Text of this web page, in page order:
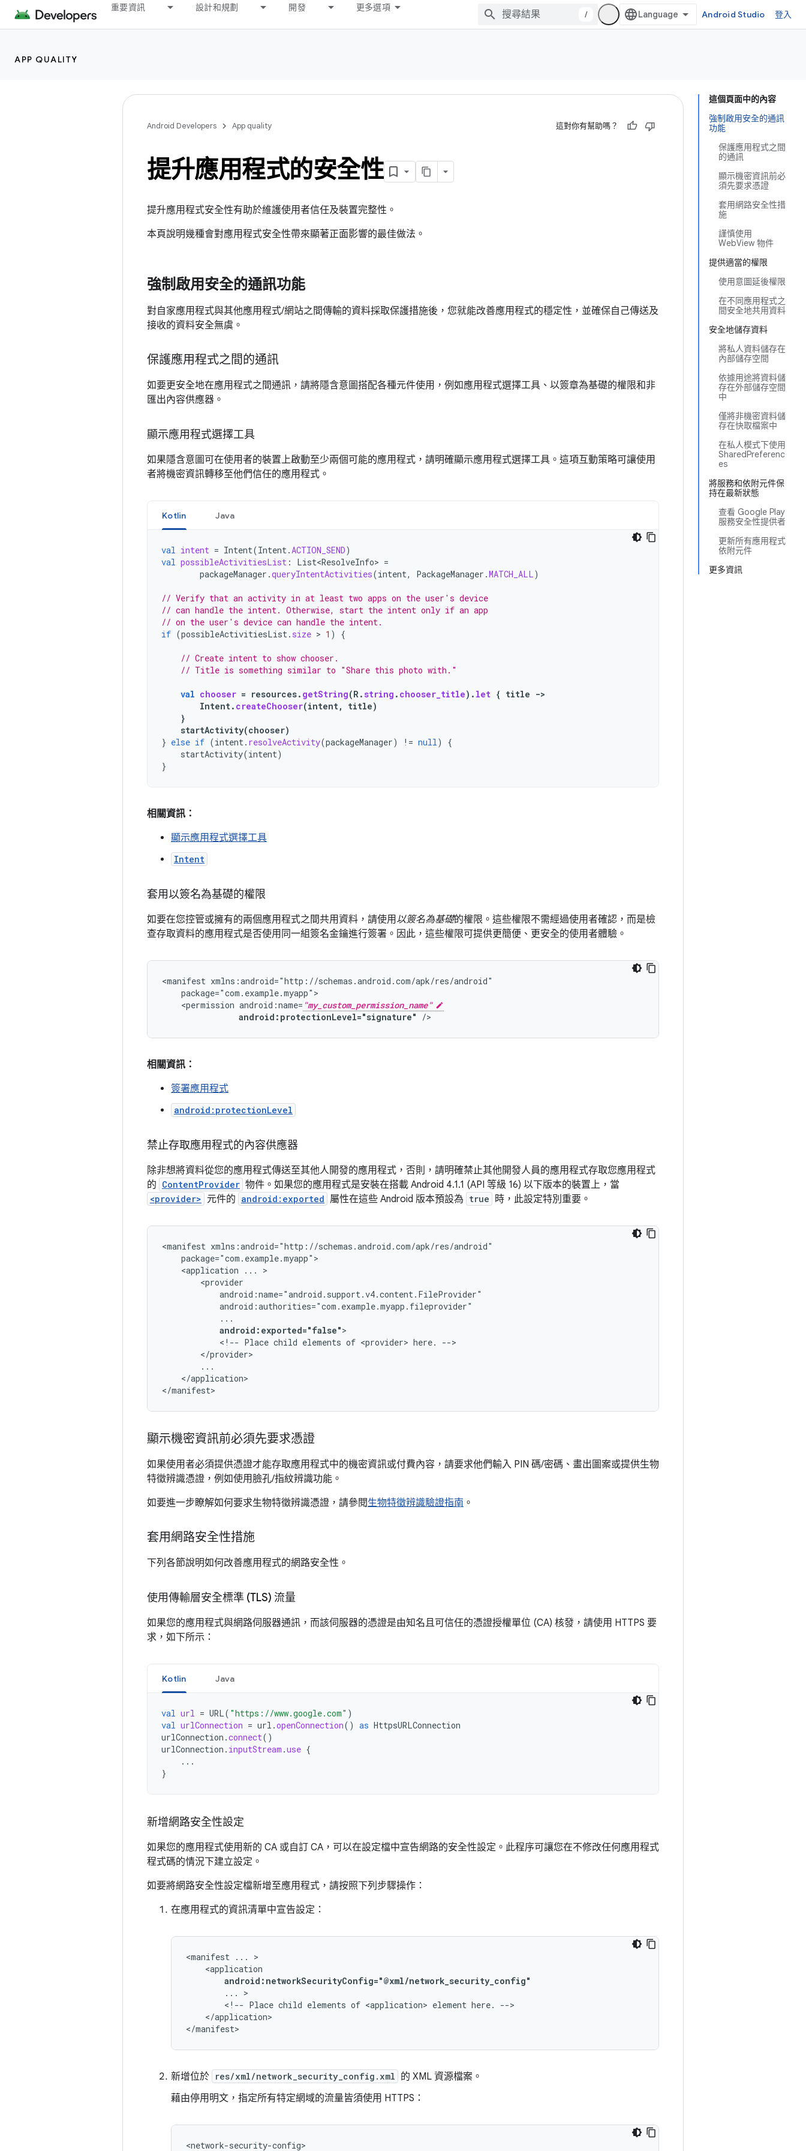
重要資訊 設計和規劃 開發 更多選項
/ Android Studio 登入
APP QUALITY
這個頁面中的內容
強制啟用安全的通訊
功能
保護應用程式之間
的通訊
顯示機密資訊前必
須先要求憑證
套用網路安全性措
施
謹慎使用
WebView 物件
提供適當的權限
使用意圖延後權限
在不同應用程式之
間安全地共用資料
安全地儲存資料
將私人資料儲存在
內部儲存空間
依據用途將資料儲
存在外部儲存空間
中
僅將非機密資料儲
存在快取檔案中
在私人模式下使用
SharedPreferenc
es
將服務和依附元件保
持在最新狀態
查看 Google Play
服務安全性提供者
更新所有應用程式
依附元件
更多資訊
Android Developers App quality 這對你有幫助嗎？
提升應用程式的安全性
提升應用程式安全性有助於維護使用者信任及裝置完整性。
本頁說明幾種會對應用程式安全性帶來顯著正面影響的最佳做法。
強制啟用安全的通訊功能
對自家應用程式與其他應用程式/網站之間傳輸的資料採取保護措施後，您就能改善應用程式的穩定性，並確保自己傳送及
接收的資料安全無虞。
保護應用程式之間的通訊
如要更安全地在應用程式之間通訊，請將隱含意圖搭配各種元件使用，例如應用程式選擇工具、以簽章為基礎的權限和非
匯出內容供應器。
顯示應用程式選擇工具
如果隱含意圖可在使用者的裝置上啟動至少兩個可能的應用程式，請明確顯示應用程式選擇工具。這項互動策略可讓使用
者將機密資訊轉移至他們信任的應用程式。
Kotlin Java
val intent = Intent(Intent.ACTION_SEND)
val possibleActivitiesList : List<ResolveInfo> =
packageManager .queryIntentActivities(intent, PackageManager .MATCH_ALL)
// Verify that an activity in at least two apps on the user's device
// can handle the intent. Otherwise, start the intent only if an app
// on the user's device can handle the intent.
if (possibleActivitiesList. size > 1 ) {
// Create intent to show chooser.
// Title is something similar to "Share this photo with."
val chooser = resources. getString(R.string . chooser_title). let { title ->
Intent. createChooser(intent, title)
}
startActivity(chooser)
} else if (intent. resolveActivity(packageManager) != null)
{
startActivity(intent)
}
相關資訊：
顯示應用程式選擇工具
Intent
套用以簽名為基礎的權限
如要在您控管或擁有的兩個應用程式之間共用資料，請使用 以簽名為基礎的權限。這些權限不需經過使用者確認，而是檢
查存取資料的應用程式是否使用同一組簽名金鑰進行簽署。因此，這些權限可提供更簡便、更安全的使用者體驗。
<manifest
<permission android:name= "my_custom_permission_name"
android:protectionLevel="signature"
/>
相關資訊：
簽署應用程式
android:protectionLevel
禁止存取應用程式的內容供應器
除非想將資料從您的應用程式傳送至其他人開發的應用程式，否則，請明確禁止其他開發人員的應用程式存取您應用程式
的 ContentProvider 物件。如果您的應用程式是安裝在搭載 Android 4.1.1 (API 等級 16) 以下版本的裝置上，當
<provider> 元件的 android:exported 屬性在這些 Android 版本預設為 true 時，此設定特別重要。
<manifest
<application
...
android:exported="false"
<!-- Place child elements of <provider> here.
</application>
</manifest>
顯示機密資訊前必須先要求憑證
如果使用者必須提供憑證才能存取應用程式中的機密資訊或付費內容，請要求他們輸入 PIN 碼/密碼、畫出圖案或提供生物
特徵辨識憑證，例如使用臉孔/指紋辨識功能。
如要進一步瞭解如何要求生物特徵辨識憑證，請參閱生物特徵辨識驗證指南 。
套用網路安全性措施
下列各節說明如何改善應用程式的網路安全性。
使用傳輸層安全標準 (TLS) 流量
如果您的應用程式與網路伺服器通訊，而該伺服器的憑證是由知名且可信任的憑證授權單位 (CA) 核發，請使用 HTTPS 要
求，如下所示：
Kotlin Java
val url = URL( "https://www.google.com" )
val urlConnection = url .openConnection() as HttpsURLConnection
urlConnection .connect()
urlConnection . inputStream .use {
...
}
新增網路安全性設定
如果您的應用程式使用新的 CA 或自訂 CA，可以在設定檔中宣告網路的安全性設定。此程序可讓您在不修改任何應用程式
程式碼的情況下建立設定。
如要將網路安全性設定檔新增至應用程式，請按照下列步驟操作：
在應用程式的資訊清單中宣告設定：
<manifest ...
android:networkSecurityConfig="@xml/network_security_config"
...
<!-- Place child elements of <application> element here.
</application>
</manifest>
新增位於 res/xml/network_security_config.xml 的 XML 資源檔案。
藉由停用明文，指定所有特定網域的流量皆須使用 HTTPS：